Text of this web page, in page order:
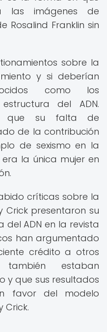
las imágenes de
Rosalind Franklin sin
sobre la
y si deberían
como los
del ADN.
que su falta de
de la contribución
de sexismo en la
la única mujer en
críticas sobre la
presentaron su
ADN en la revista
han argumentado
crédito a otros
también estaban
y que sus resultados
favor del modelo
Crick.